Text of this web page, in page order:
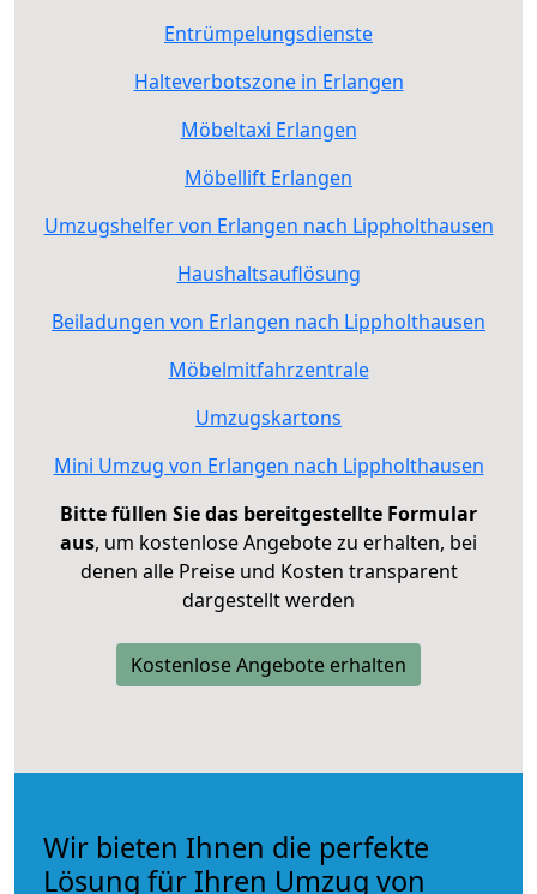
Entrümpelungsdienste
Halteverbotszone in Erlangen
Möbeltaxi Erlangen
Möbellift Erlangen
Umzugshelfer von Erlangen nach Lippholthausen
Haushaltsauflösung
Beiladungen von Erlangen nach Lippholthausen
Möbelmitfahrzentrale
Umzugskartons
Mini Umzug von Erlangen nach Lippholthausen
Bitte füllen Sie das bereitgestellte Formular
aus, um kostenlose Angebote zu erhalten, bei
denen alle Preise und Kosten transparent
dargestellt werden
Kostenlose Angebote erhalten
Wir bieten Ihnen die perfekte
Lösung für Ihren Umzug von